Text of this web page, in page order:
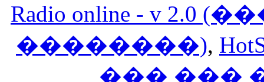
Radio online - v
��������),
��� ���